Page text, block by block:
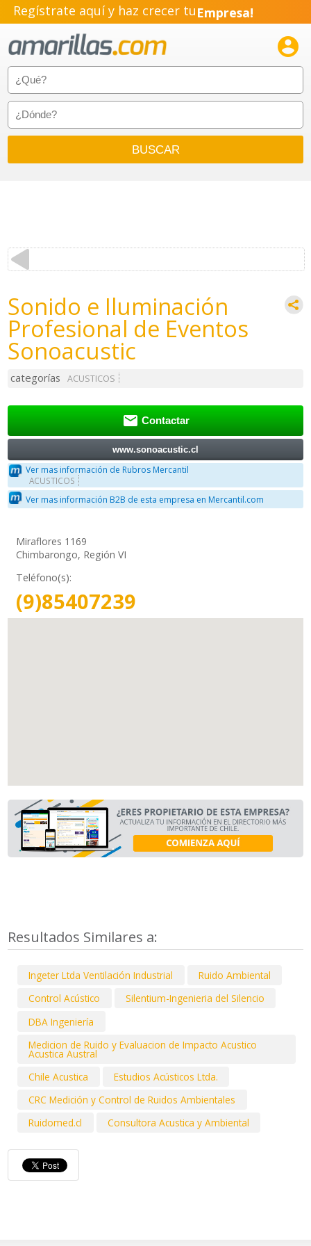
Regístrate aquí y haz crecer tuEmpresa!
Pyme!
Emprendimiento!

Sonido e Iluminación
Profesional de Eventos
Sonoacustic
categorías ACUSTICOS
 Contactar
www.sonoacustic.cl
Ver mas información de Rubros Mercantil
ACUSTICOS
Ver mas información B2B de esta empresa en Mercantil.com
Miraflores 1169
Chimbarongo, Región VI
Teléfono(s):
(9)85407239
Resultados Similares a:
Ingeter Ltda Ventilación Industrial
Ruido Ambiental
Control Acústico
Silentium-Ingenieria del Silencio
DBA Ingeniería
Medicion de Ruido y Evaluacion de Impacto Acustico
Acustica Austral
Chile Acustica
Estudios Acústicos Ltda.
CRC Medición y Control de Ruidos Ambientales
Ruidomed.cl
Consultora Acustica y Ambiental